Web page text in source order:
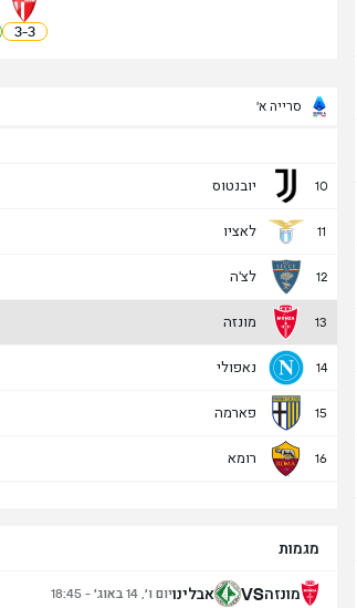
3
-
3
סרייה א'
10 יובנטוס
11 לאציו
12 לצ'ה
13 מונזה
14 נאפולי
15 פארמה
16 רומא
מגמות
מונזהVS אבלינויום ו׳, 14 באוג׳ - 18:45